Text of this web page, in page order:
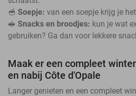
🥣 Soepje: van een soepje krijg je
🥪 Snacks en broodjes: kun je wat
gebruiken? Ga dan voor lekkere
Maak er een compleet
en nabij Côte d'Opale
Langer genieten en een compleet